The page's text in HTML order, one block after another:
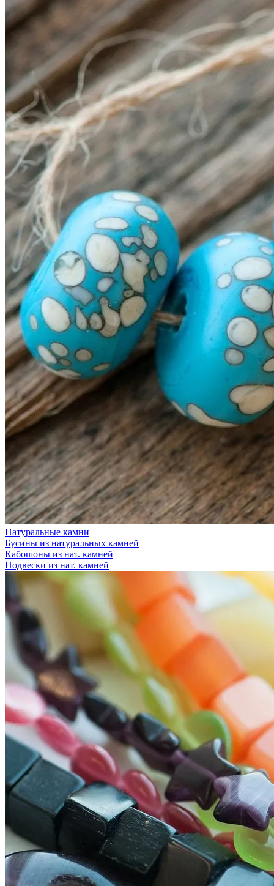
Натуральные камни
Бусины из натуральных камней
Кабошоны из нат. камней
Подвески из нат. камней